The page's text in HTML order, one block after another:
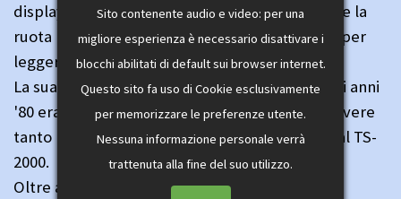
display digitale, ed il VFO si comanda mediante la
ruota nera centrale con due ruote serigrafate per
leggere la frequenza di riferimento.
La sua potenza massima è di 50 Watt, che negli anni
'80 erano tantissimi, e nonostante l'età fa muovere
tanto la lancetta dell'amperometro, rispetto al TS-
2000.
Oltre alla radio la collega mi ha fornito anche
Sito contenente audio e video: per una
migliore esperienza è necessario disattivare i
blocchi abilitati di default sui browser internet.
Questo sito fa uso di Cookie esclusivamente
per memorizzare le preferenze utente.
Nessuna informazione personale verrà
trattenuta alla fine del suo utilizzo.